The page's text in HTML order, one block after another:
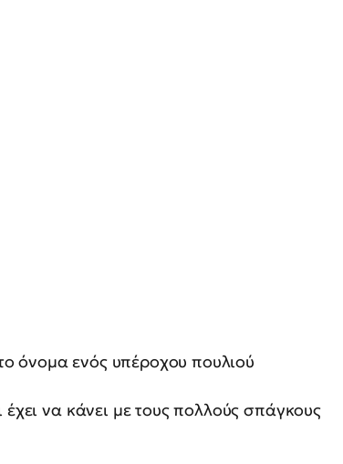
όνομα ενός υπέροχου πουλιού
να κάνει με τους πολλούς σπάγκους